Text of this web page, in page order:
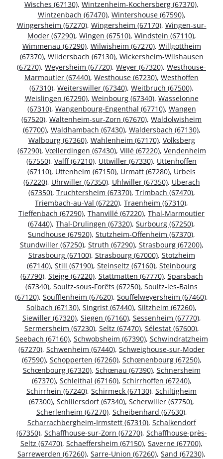
Wisches (67130), Wintzenheim-Kochersberg (67370),
Wintzenbach (67470), Wintershouse (67590),
Wingersheim (67270), Wingersheim (67170), Wingen-sur-
Moder (67290), Wingen (67510), Windstein (67110),
Wimmenau (67290), Wilwisheim (67270), Willgottheim
(67370), Wildersbach (67130), Wickersheim-Wilshausen
(67270), Weyersheim (67720), Weyer (67320), Westhouse-
Marmoutier (67440), Westhouse (67230), Westhoffen
(67310), Weiterswiller (67340), Weitbruch (67500),
Weislingen (67290), Weinbourg (67340), Wasselonne
(67310), Wangenbourg-Engenthal (67710), Wangen
(67520), Waltenheim-sur-Zorn (67670), Waldolwisheim
(67700), Waldhambach (67430), Waldersbach (67130),
Walbourg (67360), Wahlenheim (67170), Volksberg
(67290), Vœllerdingen (67430), Villé (67220), Vendenheim
(67550), Valff (67210), Uttwiller (67330), Uttenhoffen
(67110), Uttenheim (67150), Urmatt (67280), Urbeis
(67220), Uhrwiller (67350), Uhlwiller (67350), Uberach
(67350), Truchtersheim (67370), Trimbach (67470),
Triembach-au-Val (67220), Traenheim (67310),
Tieffenbach (67290), Thanvillé (67220), Thal-Marmoutier
(67440), Thal-Drulingen (67320), Surbourg (67250),
Sundhouse (67920), Stutzheim-Offenheim (67370),
Stundwiller (67250), Struth (67290), Strasbourg (67200),
Strasbourg (67100), Strasbourg (67000), Stotzheim
(67140), Still (67190), Steinseltz (67160), Steinbourg
(67790), Steige (67220), Stattmatten (67770), Sparsbach
(67340), Soultz-sous-Forêts (67250), Soultz-les-Bains
(67120), Soufflenheim (67620), Souffelweyersheim (67460),
Solbach (67130), Singrist (67440), Siltzheim (67260),
Siewiller (67320), Siegen (67160), Sessenheim (67770),
Sermersheim (67230), Seltz (67470), Sélestat (67600),
Seebach (67160), Schwobsheim (67390), Schwindratzheim
(67270), Schwenheim (67440), Schweighouse-sur-Moder
(67590), Schopperten (67260), Schœnenbourg (67250),
Schœnbourg (67320), Schœnau (67390), Schnersheim
(67370), Schleithal (67160), Schirrhoffen (67240),
Schirrhein (67240), Schirmeck (67130), Schiltigheim
(67300), Schillersdorf (67340), Scherwiller (67750),
Scherlenheim (67270), Scheibenhard (67630),
Scharrachbergheim-Irmstett (67310), Schalkendorf
(67350), Schaffhouse-sur-Zorn (67270), Schaffhouse-près-
Seltz (67470), Schaeffersheim (67150), Saverne (67700),
Sarrewerden (67260), Sarre-Union (67260), Sand (67230),